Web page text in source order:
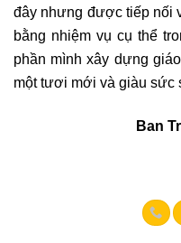
đây nhưng được tiếp nối
bằng nhiệm vụ cụ thể
phần mình xây dựng
một tươi mới và giàu sức
Ban